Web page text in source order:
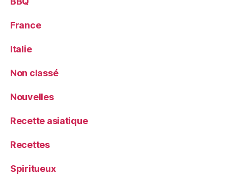
France
Italie
Non classé
Nouvelles
Recette asiatique
Recettes
Spiritueux